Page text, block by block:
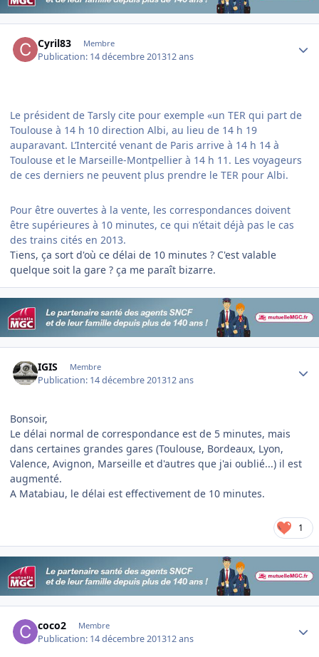
Cyril83 Membre
Publication: 14 décembre 201312 ans
Le président de Tarsly cite pour exemple «un TER qui part de
Toulouse à 14 h 10 direction Albi, au lieu de 14 h 19
auparavant. L’Intercité venant de Paris arrive à 14 h 14 à
Toulouse et le Marseille-Montpellier à 14 h 11. Les voyageurs
de ces derniers ne peuvent plus prendre le TER pour Albi.
Pour être ouvertes à la vente, les correspondances doivent
être supérieures à 10 minutes, ce qui n’était déjà pas le cas
des trains cités en 2013.
Tiens, ça sort d'où ce délai de 10 minutes ? C'est valable
quelque soit la gare ? ça me paraît bizarre.
IGIS Membre
Publication: 14 décembre 201312 ans
Bonsoir,
Le délai normal de correspondance est de 5 minutes, mais
dans certaines grandes gares (Toulouse, Bordeaux, Lyon,
Valence, Avignon, Marseille et d'autres que j'ai oublié...) il est
augmenté.
A Matabiau, le délai est effectivement de 10 minutes.
1
coco2 Membre
Publication: 14 décembre 201312 ans